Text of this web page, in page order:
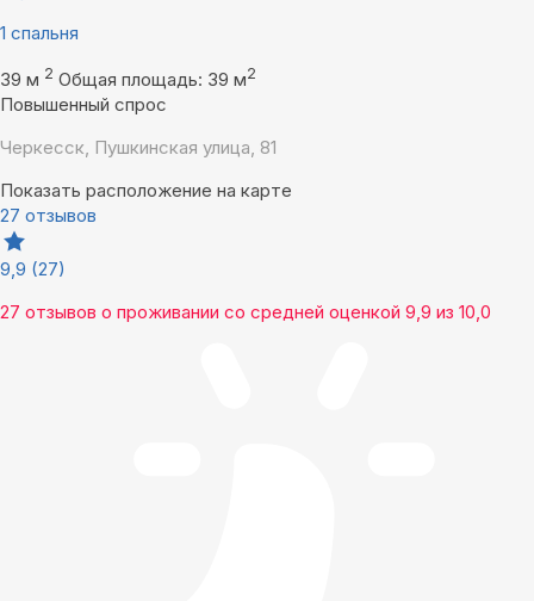
1 спальня
39 м 2 Общая площадь: 39 м2
Повышенный спрос
Черкесск, Пушкинская улица, 81
Показать расположение на карте
27 отзывов
9,9 (27)
27 отзывов о проживании со средней оценкой 9,9 из 10,0